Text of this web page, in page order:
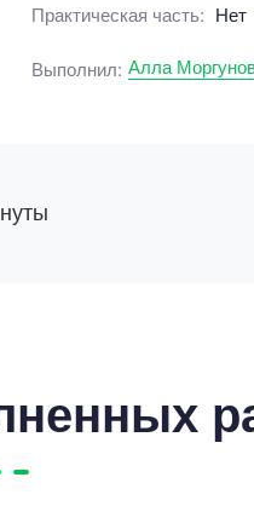
Практическая часть: Нет
Выполнил: Алла